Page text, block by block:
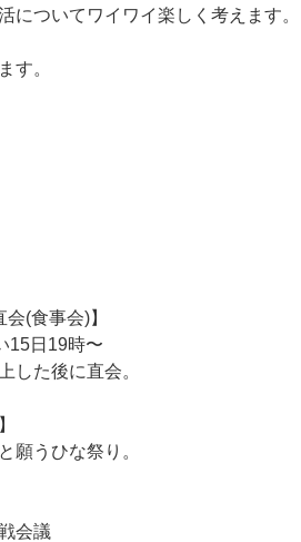
についてワイワイ楽しく考えます。
す。
(食事会)】
15日19時〜
した後に直会。
願うひな祭り。
戦会議